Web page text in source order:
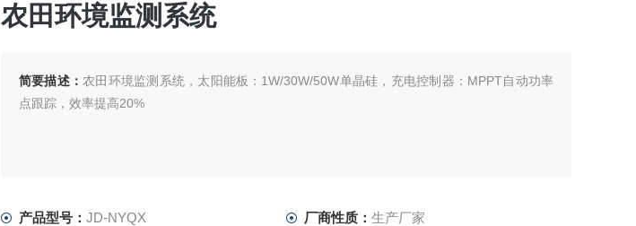
农田环境监测系统
简要描述： 农田环境监测系统，太阳能板：1W/30W/50W单晶硅，充电控制器：MPPT自动功率
点跟踪，效率提高20%
产品型号： JD-NYQX 厂商性质： 生产厂家